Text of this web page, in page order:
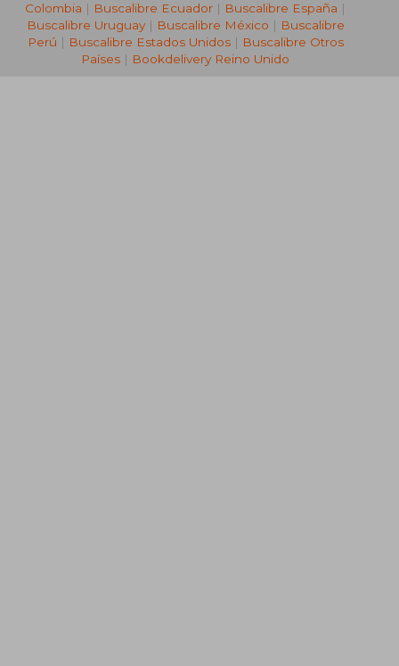
Colombia | Buscalibre Ecuador | Buscalibre España |
Buscalibre Uruguay| Buscalibre México | Buscalibre
Perú | Buscalibre Estados Unidos| Buscalibre Otros
Países | Bookdelivery Reino Unido